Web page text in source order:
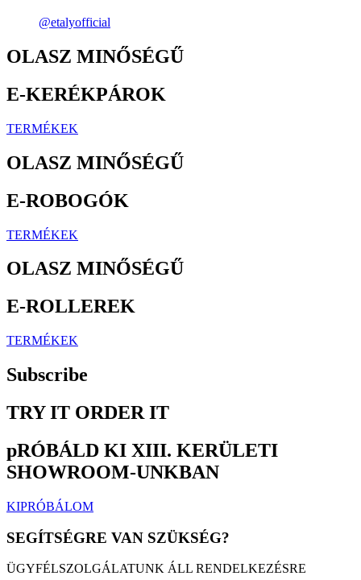
@etalyofficial
OLASZ MINŐSÉGŰ
E-KERÉKPÁROK
TERMÉKEK
OLASZ MINŐSÉGŰ
E-ROBOGÓK
TERMÉKEK
OLASZ MINŐSÉGŰ
E-ROLLEREK
TERMÉKEK
Subscribe
TRY IT ORDER IT
pRÓBÁLD KI XIII. KERÜLETI
SHOWROOM-UNKBAN
KIPRÓBÁLOM
SEGÍTSÉGRE VAN SZÜKSÉG?
ÜGYFÉLSZOLGÁLATUNK ÁLL RENDELKEZÉSRE